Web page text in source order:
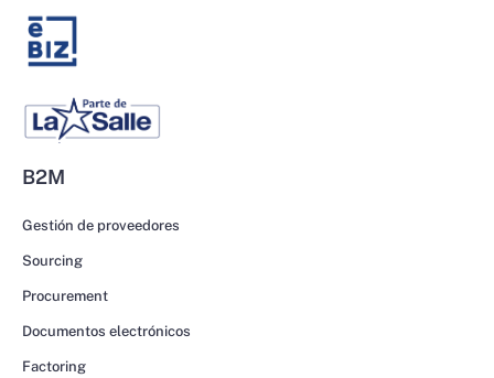
B2M
Gestión de proveedores
Sourcing
Procurement
Documentos electrónicos
Factoring